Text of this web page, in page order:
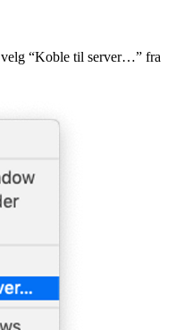
“Koble til server…” fra